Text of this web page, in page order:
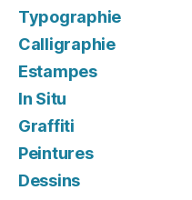
Typographie
Calligraphie
Estampes
In Situ
Graffiti
Peintures
Dessins